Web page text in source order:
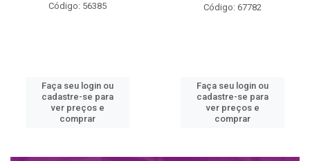
Código: 56385
Faça seu login ou
cadastre-se para
ver preços e
comprar
Código: 67782
Faça seu login ou
cadastre-se para
ver preços e
comprar